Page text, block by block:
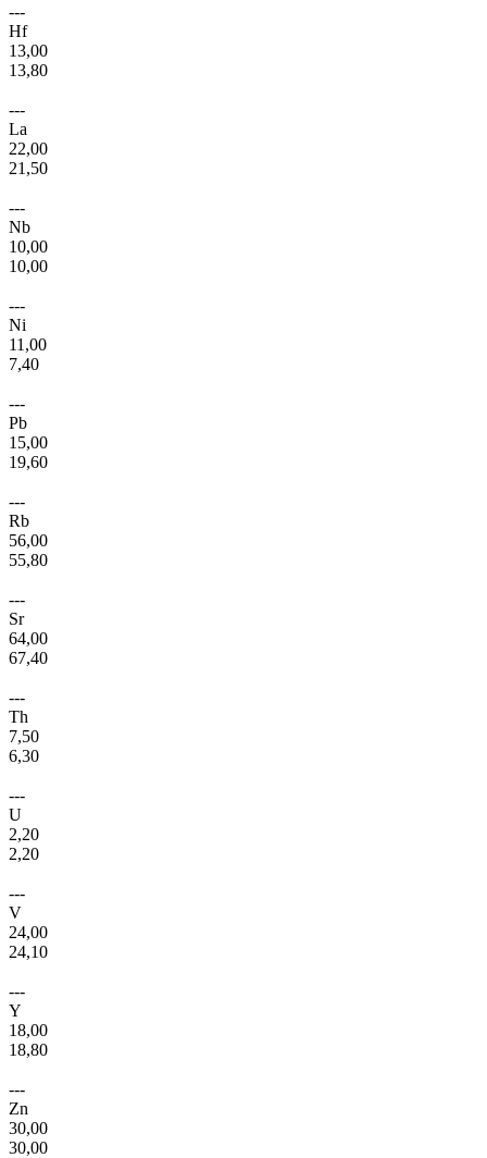
---
Hf
13,00
13,80
---
La
22,00
21,50
---
Nb
10,00
10,00
---
Ni
11,00
7,40
---
Pb
15,00
19,60
---
Rb
56,00
55,80
---
Sr
64,00
67,40
---
Th
7,50
6,30
---
U
2,20
2,20
---
V
24,00
24,10
---
Y
18,00
18,80
---
Zn
30,00
30,00